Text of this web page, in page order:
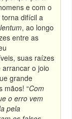
e com o
difícil a
, ao longo
entre as
suas raízes
o joio
grande
mãos! “Com
o erro vem
pela